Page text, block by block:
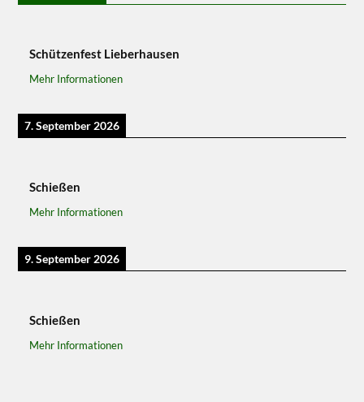
Schützenfest Lieberhausen
Mehr Informationen
7. September 2026
Schießen
Mehr Informationen
9. September 2026
Schießen
Mehr Informationen